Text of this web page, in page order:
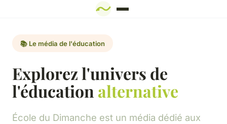
📚 Le média de l'éducation
Explorez l'univers de
l'éducation alternative
École du Dimanche est un média dédié aux